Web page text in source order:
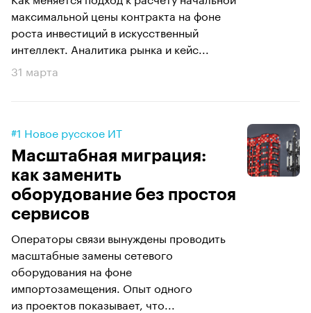
максимальной цены контракта на фоне
роста инвестиций в искусственный
интеллект. Аналитика рынка и кейс...
31 марта
#1 Новое русское ИТ
Масштабная миграция:
как заменить
оборудование без простоя
сервисов
Операторы связи вынуждены проводить
масштабные замены сетевого
оборудования на фоне
импортозамещения. Опыт одного
из проектов показывает, что...